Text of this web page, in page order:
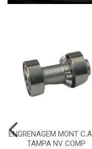
ENGRENAGEM MONT
TAMPA NV COMP